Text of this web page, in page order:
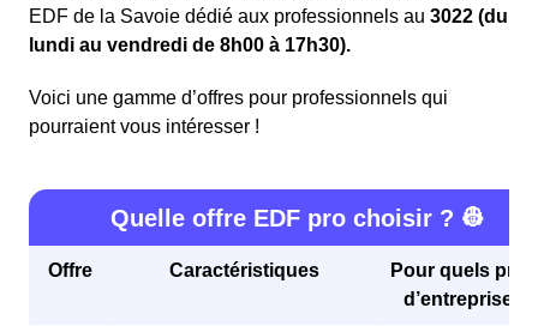
EDF de la Savoie dédié aux professionnels au 3022 (du
lundi au vendredi de 8h00 à 17h30).
Voici une gamme d’offres pour professionnels qui
pourraient vous intéresser !
Quelle offre EDF pro choisir ? 👷
Offre Caractéristiques
Pour quels
d’entreprises